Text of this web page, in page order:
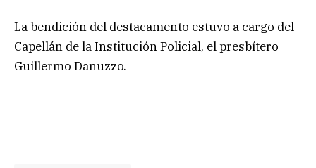
La bendición del destacamento estuvo a cargo del
Capellán de la Institución Policial, el presbítero
Guillermo Danuzzo.